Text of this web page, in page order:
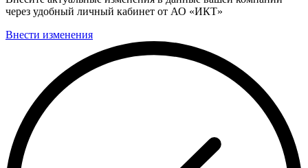
через удобный личный кабинет от АО «ИКТ»
Внести изменения